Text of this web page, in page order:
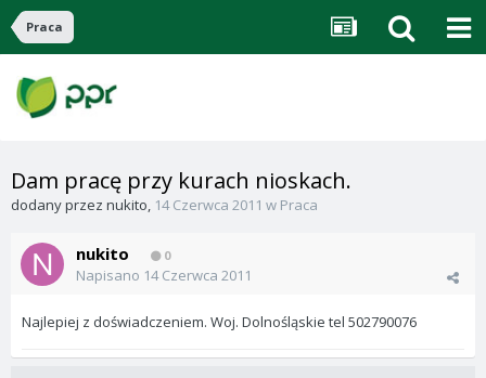
Praca
Dam pracę przy kurach nioskach.
dodany przez nukito, 14 Czerwca 2011 w Praca
nukito 0
Napisano 14 Czerwca 2011
Najlepiej z doświadczeniem. Woj. Dolnośląskie tel 502790076